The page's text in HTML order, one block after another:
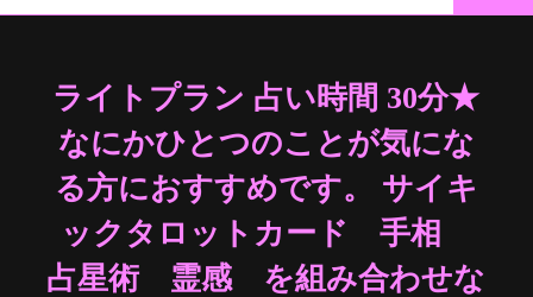
ライトプラン 占い時間 30分★​​
なにかひとつのことが気にな
る方におすすめです。​ ​​サイキ
ックタロットカード 手相
占星術 霊感 を組み合わせな